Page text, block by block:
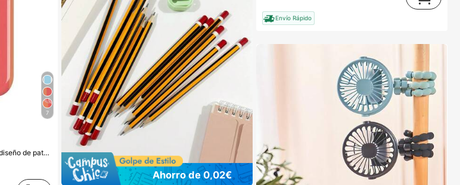
7
GIIPPA 1 pieza Funda de teléfono con diseño de patrón de rayas verticales naranja-rojo, compatible con Phone 17 Pro Max, Phone 16 Pro Max, 15 Pro Max, 14 Pro Max, funda de teléfono de moda de alta gama estilo coreano divertida, compatible con 11/12/13/14/15/16 Pro Max Plus, diseño elegante adecuado para hombres y mujeres, regalo perfecto para novia para Navidad, Día de San Valentín, Pascua, temporada de bodas y cumpleaños!
Ahorro de 0,02€
Envío Rápido